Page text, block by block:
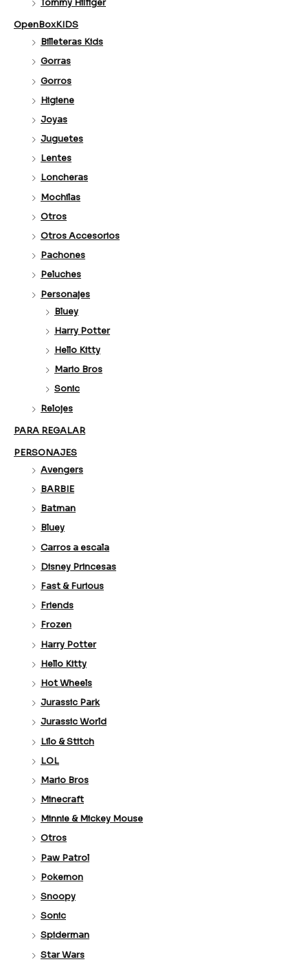
Tommy Hilfiger
OpenBoxKIDS
Billeteras Kids
Gorras
Gorros
Higiene
Joyas
Juguetes
Lentes
Loncheras
Mochilas
Otros
Otros Accesorios
Pachones
Peluches
Personajes
Bluey
Harry Potter
Hello Kitty
Mario Bros
Sonic
Relojes
PARA REGALAR
PERSONAJES
Avengers
BARBIE
Batman
Bluey
Carros a escala
Disney Princesas
Fast & Furious
Friends
Frozen
Harry Potter
Hello Kitty
Hot Wheels
Jurassic Park
Jurassic World
Lilo & Stitch
LOL
Mario Bros
Minecraft
Minnie & Mickey Mouse
Otros
Paw Patrol
Pokemon
Snoopy
Sonic
Spiderman
Star Wars